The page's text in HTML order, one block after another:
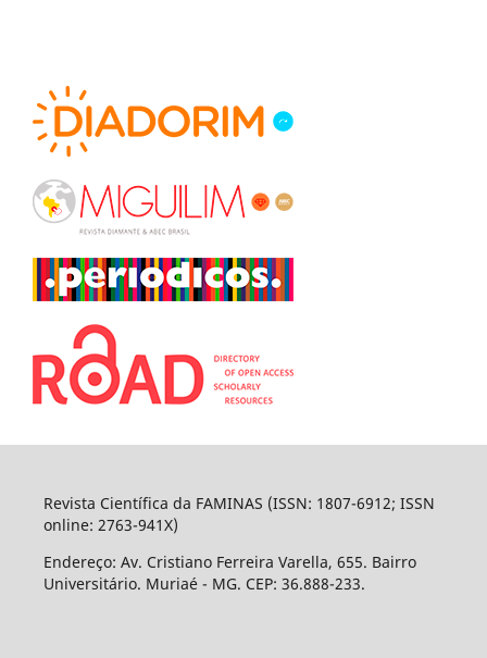
Revista Científica da FAMINAS (ISSN: 1807-6912; ISSN
online: 2763-941X)
Endereço: Av. Cristiano Ferreira Varella, 655. Bairro
Universitário. Muriaé - MG. CEP: 36.888-233.